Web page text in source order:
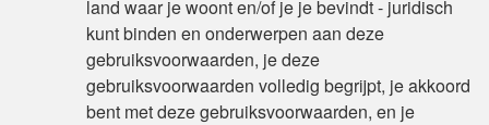
land waar je woont en/of je je bevindt - juridisch
kunt binden en onderwerpen aan deze
gebruiksvoorwaarden, je deze
gebruiksvoorwaarden volledig begrijpt, je akkoord
bent met deze gebruiksvoorwaarden, en je